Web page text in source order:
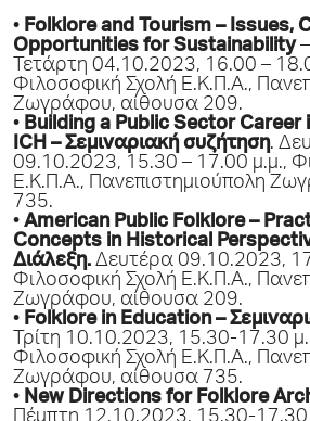
• Folklore and Tourism – Issues,
Opportunities for Sustainability–
Τετάρτη 04.10.2023, 16.00 –
Φιλοσοφική Σχολή Ε.Κ.Π.Α.,
Ζωγράφου, αίθουσα 209.
• Building a Public Sector Career
ICH – Σεμιναριακή συζήτηση.
09.10.2023, 15.30 – 17.00 μ.μ.,
Ε.Κ.Π.Α., Πανεπιστημιούπολη
735.
• American Public Folklore –
Concepts in Historical
Διάλεξη. Δευτέρα 09.10.2023,
Φιλοσοφική Σχολή Ε.Κ.Π.Α.,
Ζωγράφου, αίθουσα 209.
• Folklore in Education –
Τρίτη 10.10.2023, 15.30-17.30
Φιλοσοφική Σχολή Ε.Κ.Π.Α.,
Ζωγράφου, αίθουσα 735.
• New Directions for Folklore